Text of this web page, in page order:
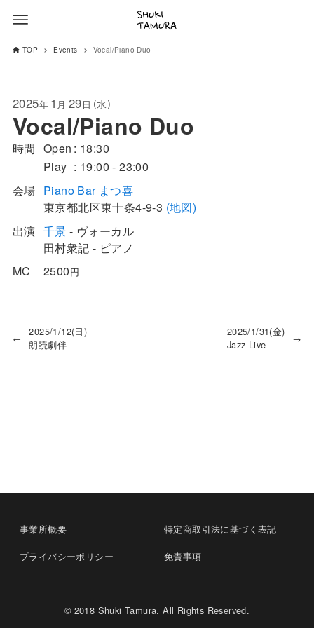
TOP Events Vocal/Piano Duo
2025年 1 月 29日 (水)
Vocal/Piano Duo
時間 Open
18:30
Play
19:00 - 23:00
会場 Piano Bar まつ喜
東京都北区東十条4-9-3 (地図)
出演 千景 - ヴォーカル
田村衆記 - ピアノ
MC
2500円
←
2025/1/12(日)
朗読劇伴
2025/1/31(金)
Jazz Live
→
事業所概要 特定商取引法に基づく表記
プライバシーポリシー 免責事項
© 2018 Shuki Tamura. All Rights Reserved.